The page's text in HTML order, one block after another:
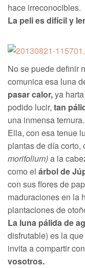
hace irreconocibles.
La peli es difícil y
No se puede definir
comunica esa luna
pasar calor,ya
podido lucir, tan
una inmensa ternura.
Ella, con esa tenue
plantas de día corto,
morifolium)a la
como el árbol de
con sus flores de
maduraciones en la
plantaciones de
La luna pálida de
disfrutable) es la
invita a compartir
vosotros.